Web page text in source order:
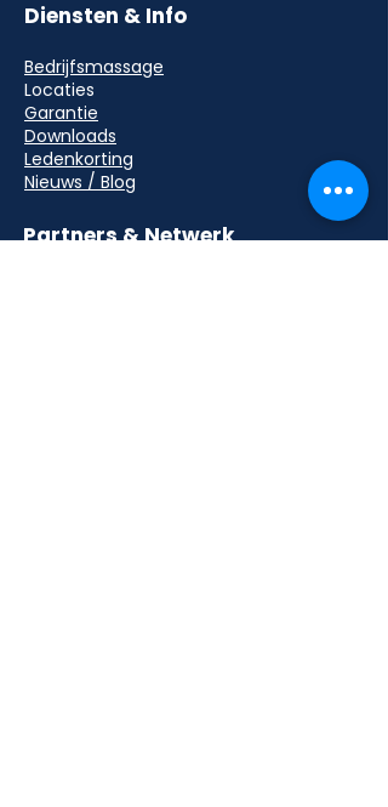
Diensten & Info
Bedrijfsmassage
Locaties
Garantie
Downloads
Ledenkorting
Nieuws / Blog
Partners & Netwerk